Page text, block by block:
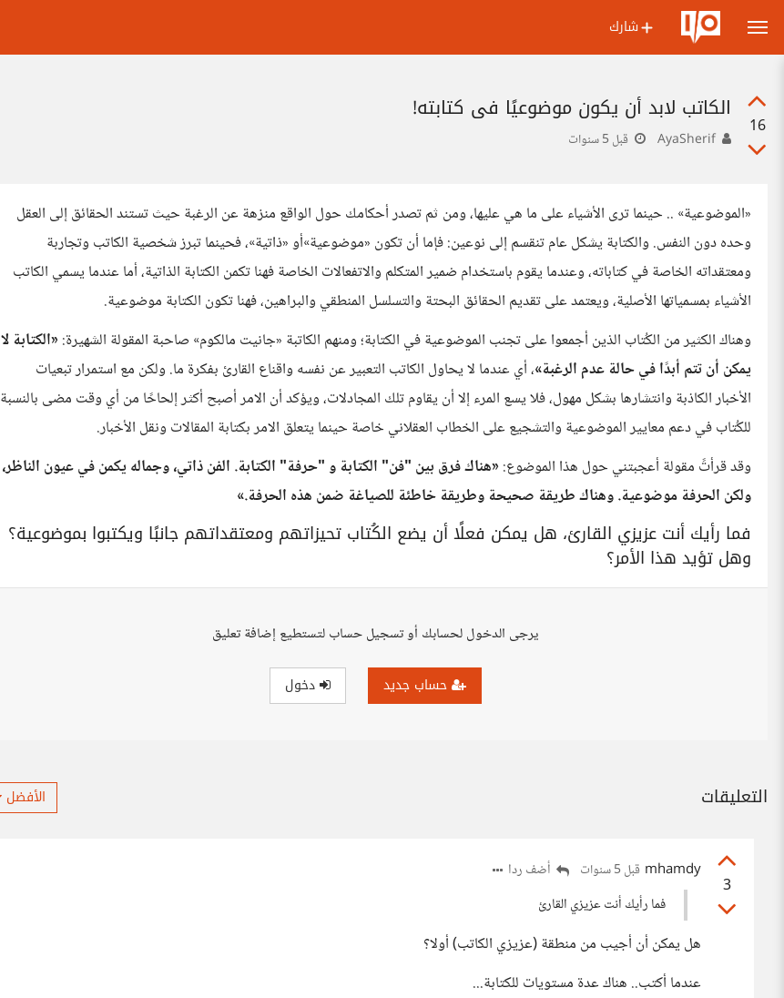
شارك
16
الكاتب لابد أن يكون موضوعيًا في كتابته!
قبل 5 سنوات
«الموضوعية» .. حينما ترى الأشياء على ما هي عليها، ومن ثم تصدر أحكامك حول الواقع منزهة عن الرغبة حيث تستند الحقائق إلى العقل
وحده دون النفس. والكتابة يشكل عام تنقسم إلى نوعين: فإما أن تكون «موضوعية»أو «ذاتية»، فحينما تبرز شخصية الكاتب وتجاربة
ومعتقداته الخاصة في كتاباته، وعندما يقوم باستخدام ضمير المتكلم والاتفعالات الخاصة فهنا تكمن الكتابة الذاتية، أما عندما يسمي الكاتب
الأشياء بمسمياتها الأصلية، ويعتمد على تقديم الحقائق البحتة والتسلسل المنطقي والبراهين، فهنا تكون الكتابة موضوعية.
وهناك الكثير من الكُتاب الذين أجمعوا على تجنب الموضوعية في الكتابة؛ ومنهم الكاتبة «جانيت مالكوم» صاحبة المقولة الشهيرة: «الكتابة لا
يمكن أن تتم أبدًا في حالة عدم الرغبة»، أي عندما لا يحاول الكاتب التعبير عن نفسه واقناع القارئ بفكرة ما. ولكن مع استمرار تبعيات
الأخبار الكاذبة وانتشارها بشكل مهول، فلا يسع المرء إلا أن يقاوم تلك المجادلات، ويؤكد أن الامر أصبح أكثر إلحاحًا من أي وقت مضى بالنسبة
للكُتاب في دعم معايير الموضوعية والتشجيع على الخطاب العقلاني خاصة حينما يتعلق الامر بكتابة المقالات ونقل الأخبار.
وقد قرأتً مقولة أعجبتني حول هذا الموضوع: «هناك فرق بين "فن" الكتابة و "حرفة" الكتابة. الفن ذاتي، وجماله يكمن في عيون الناظر،
ولكن الحرفة موضوعية. وهناك طريقة صحيحة وطريقة خاطئة للصياغة ضمن هذه الحرفة.»
فما رأيك أنت عزيزي القارئ، هل يمكن فعلًا أن يضع الكُتاب تحيزاتهم ومعتقداتهم جانبًا ويكتبوا بموضوعية؟
وهل تؤيد هذا الأمر؟
يرجى الدخول لحسابك أو تسجيل حساب لتستطيع إضافة تعليق
حساب جديد دخول
التعليقات الأفضل
3
mhamdy قبل 5 سنوات
أضف ردا
فما رأيك أنت عزيزي القارئ
هل يمكن أن أجيب من منطقة (عزيزي الكاتب) أولا؟
عندما أكتب.. هناك عدة مستويات للكتابة...